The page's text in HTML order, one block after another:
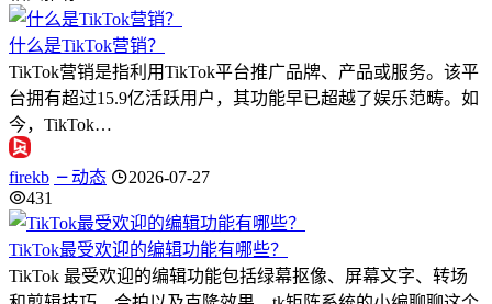
什么是TikTok营销？
TikTok营销是指利用TikTok平台推广品牌、产品或服务。该平
台拥有超过15.9亿活跃用户，其功能早已超越了娱乐范畴。如
今，TikTok…
firekb 动态
2026-07-27
431
TikTok最受欢迎的编辑功能有哪些？
TikTok 最受欢迎的编辑功能包括绿幕抠像、屏幕文字、转场